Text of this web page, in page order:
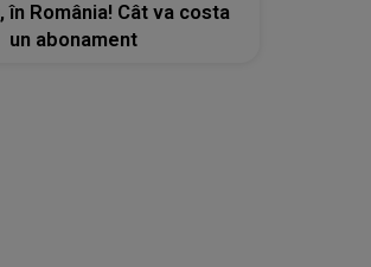
în România! Cât va costa
un abonament